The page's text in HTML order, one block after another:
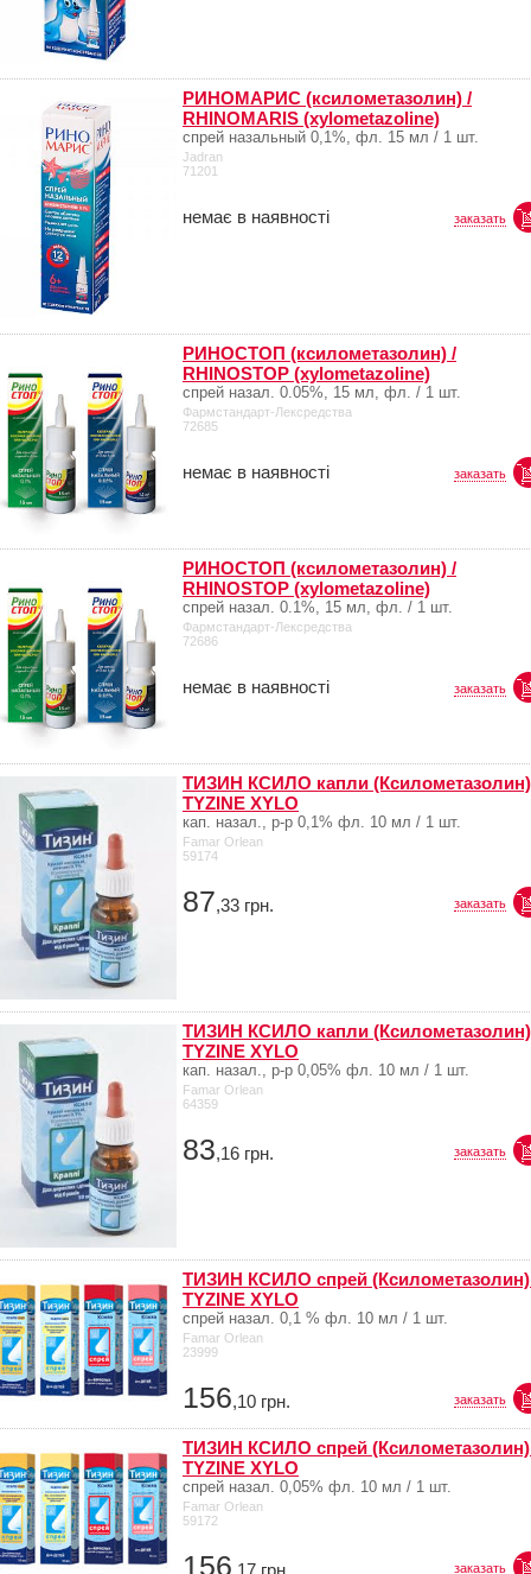
РИНОМАРИС (ксилометазолин) /
RHINOMARIS (xylometazoline)
спрей назальный 0,1%, фл. 15 мл / 1 шт.
Jadran
71201
немає в наявності заказать
РИНОСТОП (ксилометазолин) /
RHINOSTOP (xylometazoline)
спрей назал. 0.05%, 15 мл, фл. / 1 шт.
Фармстандарт-Лексредства
72685
немає в наявності заказать
РИНОСТОП (ксилометазолин) /
RHINOSTOP (xylometazoline)
спрей назал. 0.1%, 15 мл, фл. / 1 шт.
Фармстандарт-Лексредства
72686
немає в наявності заказать
ТИЗИН КСИЛО капли
TYZINE XYLO
кап. назал., р-р 0,1% фл. 10 мл / 1 шт.
Famar Orlean
59174
87,33 грн. заказать
ТИЗИН КСИЛО капли
TYZINE XYLO
кап. назал., р-р 0,05% фл. 10 мл / 1 шт.
Famar Orlean
64359
83,16 грн. заказать
ТИЗИН КСИЛО спрей
TYZINE XYLO
спрей назал. 0,1 % фл. 10 мл / 1 шт.
Famar Orlean
23999
156,10 грн. заказать
ТИЗИН КСИЛО спрей
TYZINE XYLO
спрей назал. 0,05% фл. 10 мл / 1 шт.
Famar Orlean
59172
156 ,17 грн. заказать